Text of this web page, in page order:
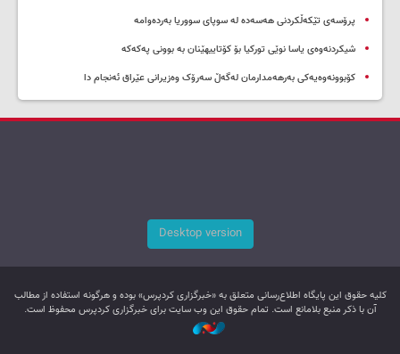
پرۆسەی تێکەڵکردنی هەسەدە لە سوپای سووریا بەردەوامە
شیکردنەوەی یاسا نوێی تورکیا بۆ کۆتاییهێنان بە بوونی پەکەکە
کۆبوونەوەیەکی بەرهەمدارمان لەگەڵ سەرۆک وەزیرانی عێراق ئەنجام دا
Desktop version
کليه حقوق اين پایگاه اطلاع‌رسانی متعلق به «خبرگزاری کردپرس» بوده و هرگونه استفاده از مطالب
آن با ذکر منبع بلامانع است. تمام حقوق این وب سایت برای خبرگزاری کردپرس محفوظ است.